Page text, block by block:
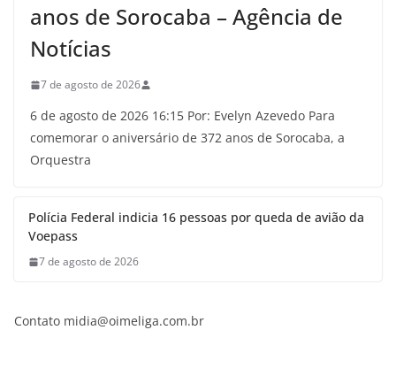
anos de Sorocaba – Agência de
Notícias
7 de agosto de 2026
6 de agosto de 2026 16:15 Por: Evelyn Azevedo Para
comemorar o aniversário de 372 anos de Sorocaba, a
Orquestra
Polícia Federal indicia 16 pessoas por queda de avião da
Voepass
7 de agosto de 2026
Contato midia@oimeliga.com.br